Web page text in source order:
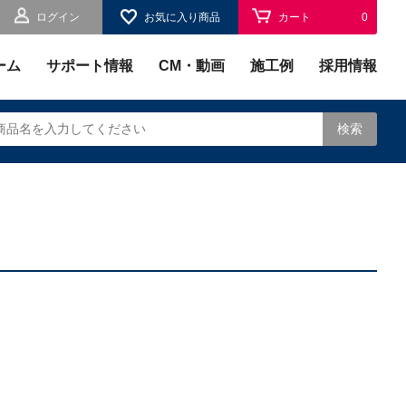
ログイン お気に入り商品 カート 0
ム サポート情報 CM・動画 施工例 採用情報
検索